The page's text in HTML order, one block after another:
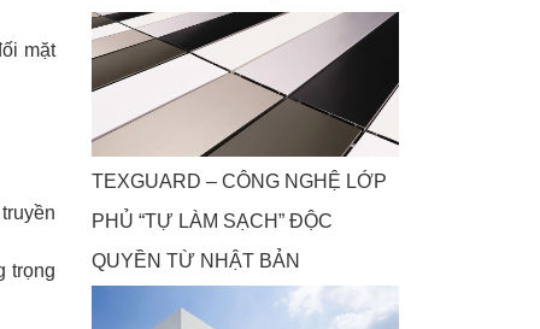
mặt
trọng
TEXGUARD – CÔNG NGHỆ LỚP
PHỦ “TỰ LÀM SẠCH” ĐỘC
QUYỀN TỪ NHẬT BẢN